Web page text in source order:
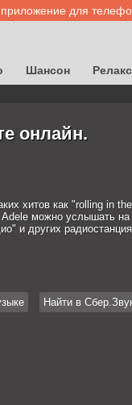
для
Шансон Релакс
онлайн.
хитов как "rolling in
можно услышать на
и других
Найти в